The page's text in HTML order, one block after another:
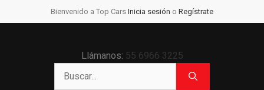
al
Bienvenido a Top Cars Inicia sesión o Regístrate
Llámanos: 55 6966 3225